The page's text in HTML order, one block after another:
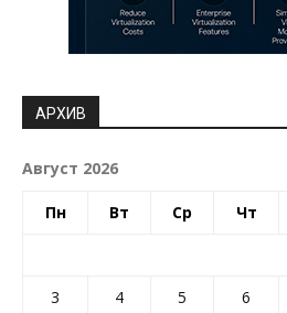
АРХИВ
Август 2026
Пн Вт Ср Чт
3
4 5 6